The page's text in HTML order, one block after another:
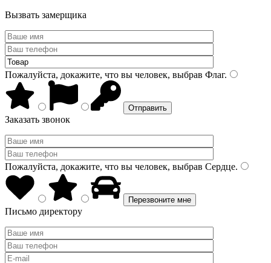
Вызвать замерщика
Пожалуйста, докажите, что вы человек, выбрав Флаг.
Заказать звонок
Пожалуйста, докажите, что вы человек, выбрав Сердце.
Письмо директору